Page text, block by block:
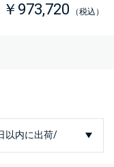
￥973,720 （税込）